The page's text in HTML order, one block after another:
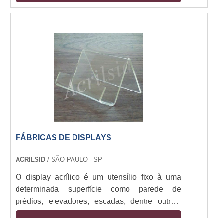
clientes ao seu produto. É feito para aqueles
mobília do próprio ponto de venda com
excelência e eficiência. Onde estes displays
são usados Os displays aramados são
fabricados por pro....
FÁBRICAS DE DISPLAYS
ACRILSID / SÃO PAULO - SP
O display acrílico é um utensílio fixo à uma
determinada superfície como parede de
prédios, elevadores, escadas, dentre outras,
nos quais se colocam os folders que seriam